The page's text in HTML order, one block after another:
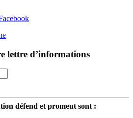
lettre d’informations
défend et promeut sont :